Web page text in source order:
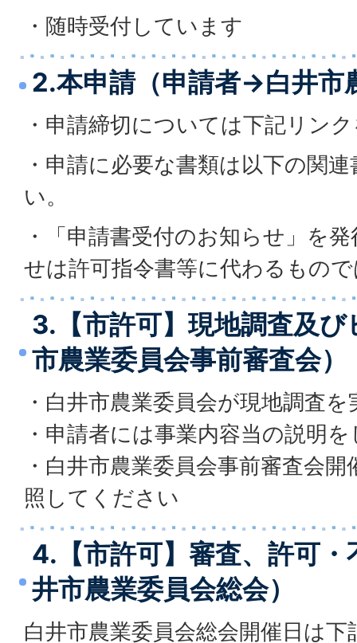
・随時受付しています
2.本申請（申請者→白井市
・申請締切については下記リン
・申請に必要な書類は以下の関
い。
・「申請書受付のお知らせ」を
せは許可指令書等に代わるもの
3.【市許可】現地調査及
市農業委員会事前審査会）
・白井市農業委員会が現地調査を
・申請者には事業内容当の説明
・白井市農業委員会事前審査会
照してください
4.【市許可】審査、許可・
井市農業委員会総会）
白井市農業委員会総会開催日は